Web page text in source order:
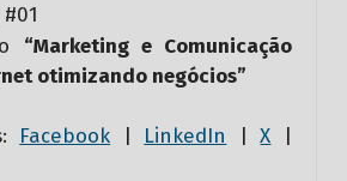
“Marketing e Comunicação
otimizando negócios”
Facebook LinkedIn |X